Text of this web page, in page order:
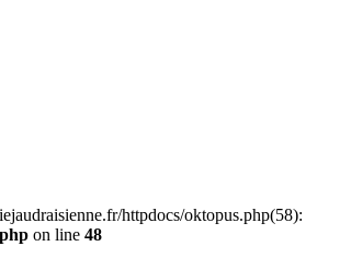
httpdocs/oktopus.php(58):
on line 48